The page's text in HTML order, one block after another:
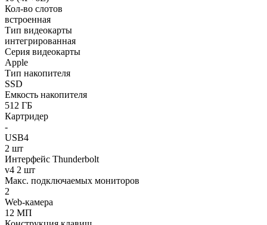
Кол-во слотов
встроенная
Тип видеокарты
интегрированная
Серия видеокарты
Apple
Тип накопителя
SSD
Емкость накопителя
512 ГБ
Картридер
-
USB4
2 шт
Интерфейс Thunderbolt
v4 2 шт
Макс. подключаемых мониторов
2
Web-камера
12 МП